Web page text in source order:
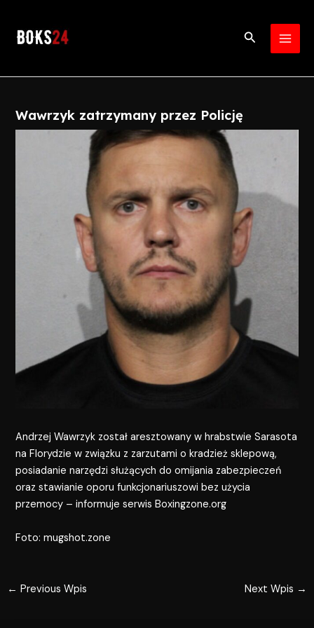
content
Search
Wawrzyk zatrzymany przez Policję
Andrzej Wawrzyk został aresztowany w hrabstwie Sarasota
na Florydzie w związku z zarzutami o kradzież sklepową,
posiadanie narzędzi służących do omijania zabezpieczeń
oraz stawianie oporu funkcjonariuszowi bez użycia
przemocy – informuje serwis Boxingzone.org
Foto: mugshot.zone
← Previous Wpis Next Wpis →